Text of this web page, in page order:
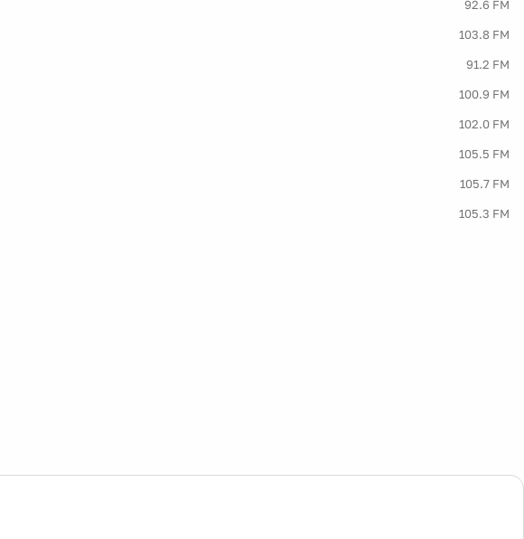
92.6 FM
103.8 FM
91.2 FM
100.9 FM
102.0 FM
105.5 FM
105.7 FM
105.3 FM